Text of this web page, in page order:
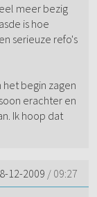
meer bezig
is hoe
serieuze refo's
het begin zagen
erachter en
Ik hoop dat
12-2009 / 09:27